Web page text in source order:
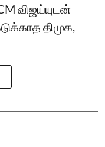
விஜய்யுடன்
திமுக,